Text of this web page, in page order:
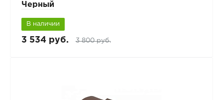
Черный
В наличии
3 534 руб. 3 800 руб.